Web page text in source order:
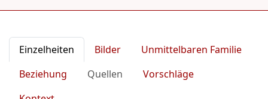
Einzelheiten Bilder
Unmittelbaren Familie
Beziehung
Quellen
Vorschläge